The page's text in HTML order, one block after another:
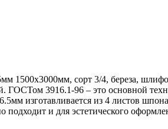
1500х3000мм, сорт 3/4, береза,
3916.1-96 – это основной
изготавливается из 4 листов
подходит и для эстетического